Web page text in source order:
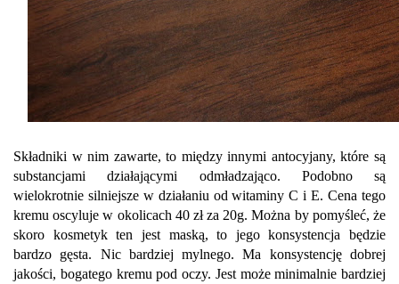
Składniki w nim zawarte, to między innymi antocyjany, które są
substancjami działającymi odmładzająco. Podobno są
wielokrotnie silniejsze w działaniu od witaminy C i E. Cena tego
kremu oscyluje w okolicach 40 zł za 20g. Można by pomyśleć, że
skoro kosmetyk ten jest maską, to jego konsystencja będzie
bardzo gęsta. Nic bardziej mylnego. Ma konsystencję dobrej
jakości, bogatego kremu pod oczy. Jest może minimalnie bardziej